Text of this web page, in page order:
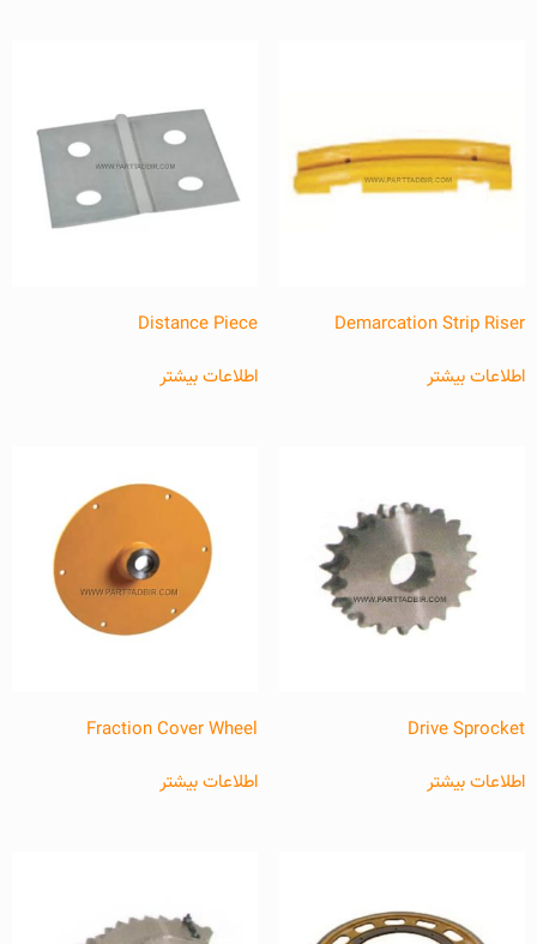
Demarcation Strip Riser
اطلاعات بیشتر
Distance Piece
اطلاعات بیشتر
Drive Sprocket
اطلاعات بیشتر
Fraction Cover Wheel
اطلاعات بیشتر